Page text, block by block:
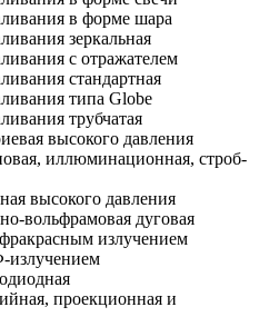
в форме шара
зеркальная
с отражателем
стандартная
типа Globe
трубчатая
высокого давления
иллюминационная, строб-
высокого давления
вольфрамовая дуговая
излучением
проекционная и